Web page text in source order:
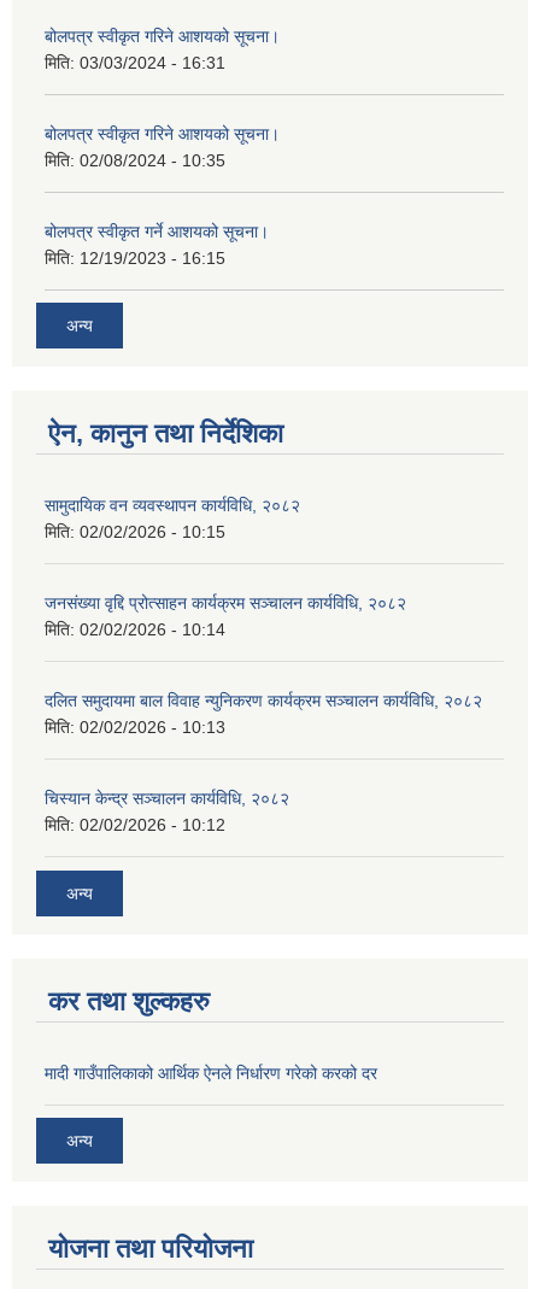
बोलपत्र स्वीकृत गरिने आशयको सूचना।
मिति: 03/03/2024 - 16:31
बोलपत्र स्वीकृत गरिने आशयको सूचना।
मिति: 02/08/2024 - 10:35
बोलपत्र स्वीकृत गर्ने आशयको सूचना।
मिति: 12/19/2023 - 16:15
अन्य
ऐन, कानुन तथा निर्देशिका
सामुदायिक वन व्यवस्थापन कार्यविधि, २०८२
मिति: 02/02/2026 - 10:15
जनसंख्या वृद्दि प्रोत्साहन कार्यक्रम सञ्‍चालन कार्यविधि, २०८२
मिति: 02/02/2026 - 10:14
दलित समुदायमा बाल विवाह न्युनिकरण कार्यक्रम सञ्‍चालन कार्यविधि, २०८२
मिति: 02/02/2026 - 10:13
चिस्यान केन्द्र सञ्‍चालन कार्यविधि, २०८२
मिति: 02/02/2026 - 10:12
अन्य
कर तथा शुल्कहरु
मादी गाउँपालिकाको आर्थिक ऐनले निर्धारण गरेको करको दर
अन्य
योजना तथा परियोजना